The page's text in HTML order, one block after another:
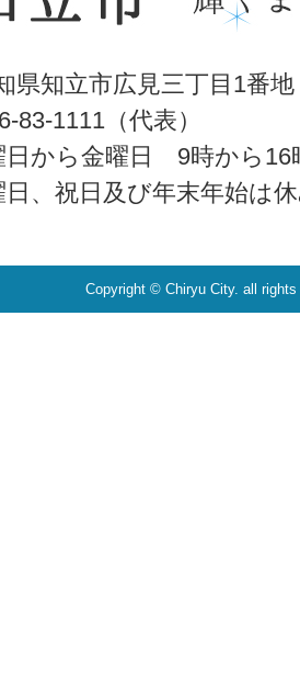
県知立市広見三丁目1番地
83-1111（代表）
日から金曜日 9時から16
日、祝日及び年末年始は
Copyright © Chiryu City. all rights